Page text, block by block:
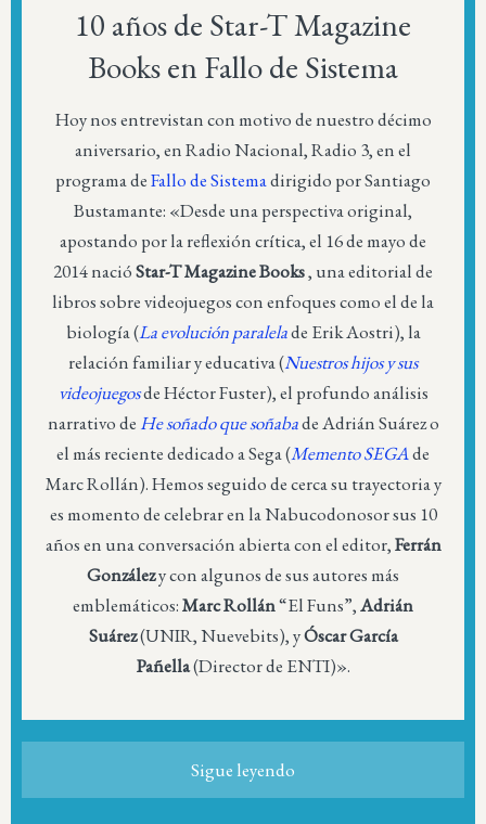
10 años de Star-T Magazine
Books en Fallo de Sistema
Hoy nos entrevistan con motivo de nuestro décimo
aniversario, en Radio Nacional, Radio 3, en el
programa deFallo de Sistemadirigido por Santiago
Bustamante: «Desde una perspectiva original,
apostando por la reflexión crítica, el 16 de mayo de
2014 nacióStar-T Magazine Books, una editorial de
libros sobre videojuegos con enfoques como el de la
biología (La evolución paralelade Erik Aostri), la
relación familiar y educativa (Nuestros hijos y sus
videojuegosde Héctor Fuster), el profundo análisis
narrativo de He soñado que soñabade Adrián Suárez o
el más reciente dedicado a Sega (Memento SEGAde
Marc Rollán). Hemos seguido de cerca su trayectoria y
es momento de celebrar en la Nabucodonosor sus 10
años en una conversación abierta con el editor,Ferrán
Gonzálezy con algunos de sus autores más
emblemáticos:Marc Rollán“El Funs”,Adrián
Suárez(UNIR, Nuevebits), yÓscar García
Pañella(Director de ENTI)».
Sigue leyendo